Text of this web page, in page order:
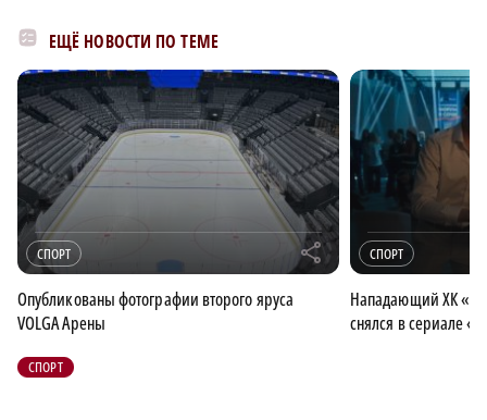
ЕЩЁ НОВОСТИ ПО ТЕМЕ
СПОРТ r
Опубликованы фотографии второго яруса
VOLGA Арены
СПОРТ
Нападающий ХК
снялся в сериале
СПОРТ